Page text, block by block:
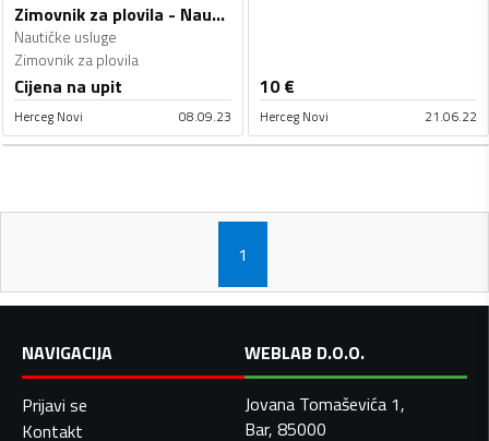
Zimovnik za plovila - Nautičke usluge
Nautičke usluge
Zimovnik za plovila
Cijena na upit
Herceg Novi 08.09.23
10€
Herceg Novi 21.06.22
1
NAVIGACIJA
Prijavi se
Kontakt
WEBLAB D.O.O.
Jovana Tomaševića 1,
Bar, 85000